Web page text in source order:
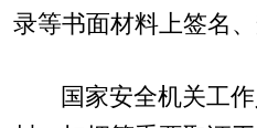
录等书面材料上签名、
国家安全机关工